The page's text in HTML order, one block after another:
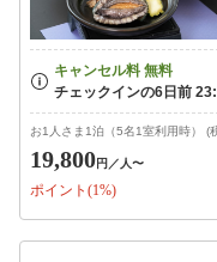
お1人さま1泊（5名1室利用時） (
19,800円 ／人〜
ポイント(1%)